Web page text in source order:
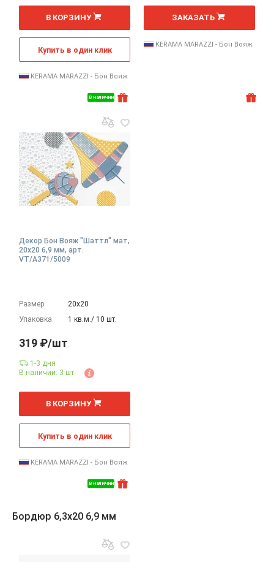
В наличии
шт
В КОРЗИНУ
Купить в один клик
KERAMA MARAZZI - Бон Вояж
шт
ЗАКАЗАТЬ
KERAMA MARAZZI - Бон Вояж
Декор Бон Вояж "Шаттл" мат,
20x20 6,9 мм, арт.
VT/A371/5009
Размер
20х20
Упаковка
1 кв.м./ 10 шт.
В наличии
319 ₽/шт
1-3 дня
В наличии: 3 шт
шт
В КОРЗИНУ
Купить в один клик
KERAMA MARAZZI - Бон Вояж
Бордюр 6,3x20 6,9 мм